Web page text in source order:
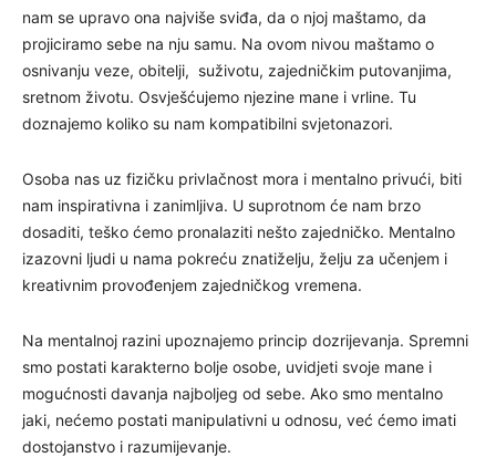
nam se upravo ona najviše sviđa, da o njoj maštamo, da
projiciramo sebe na nju samu. Na ovom nivou maštamo o
osnivanju veze, obitelji, suživotu, zajedničkim putovanjima,
sretnom životu. Osvješćujemo njezine mane i vrline. Tu
doznajemo koliko su nam kompatibilni svjetonazori.
Osoba nas uz fizičku privlačnost mora i mentalno privući, biti
nam inspirativna i zanimljiva. U suprotnom će nam brzo
dosaditi, teško ćemo pronalaziti nešto zajedničko. Mentalno
izazovni ljudi u nama pokreću znatiželju, želju za učenjem i
kreativnim provođenjem zajedničkog vremena.
Na mentalnoj razini upoznajemo princip dozrijevanja. Spremni
smo postati karakterno bolje osobe, uvidjeti svoje mane i
mogućnosti davanja najboljeg od sebe. Ako smo mentalno
jaki, nećemo postati manipulativni u odnosu, već ćemo imati
dostojanstvo i razumijevanje.